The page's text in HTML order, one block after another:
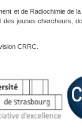
et de Radiochimie
jeunes chercheurs,
CRRC.